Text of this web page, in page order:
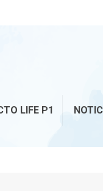
LIFE P1